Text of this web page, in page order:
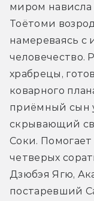
миром нависла
Тоётоми
намереваясь с
человечество.
храбрецы,
коварного
приёмный сын
скрывающий
Соки.
четверых
Дзюбэя Ягю,
постаревший